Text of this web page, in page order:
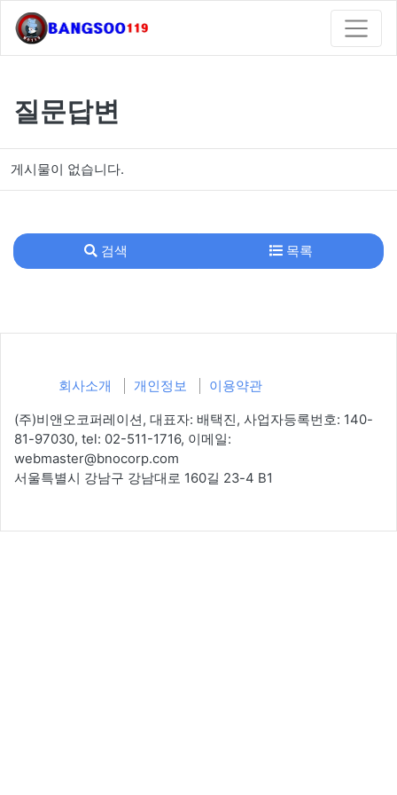
질문답변
게시물이 없습니다.
검색 목록
회사소개 개인정보 이용약관
(주)비앤오코퍼레이션, 대표자: 배택진, 사업자등록번호: 140-
81-97030, tel: 02-511-1716, 이메일:
webmaster@bnocorp.com
서울특별시 강남구 강남대로 160길 23-4 B1